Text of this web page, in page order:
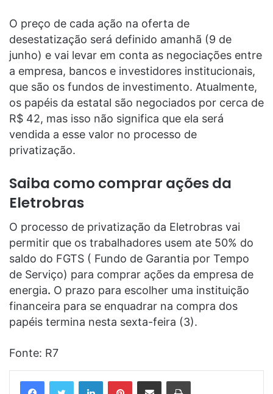
O preço de cada ação na oferta de
desestatização será definido amanhã (9 de
junho) e vai levar em conta as negociações entre
a empresa, bancos e investidores institucionais,
que são os fundos de investimento. Atualmente,
os papéis da estatal são negociados por cerca de
R$ 42, mas isso não significa que ela será
vendida a esse valor no processo de
privatização.
Saiba como comprar ações da
Eletrobras
O processo de privatização da Eletrobras vai
permitir que os trabalhadores usem ate 50% do
saldo do FGTS ( Fundo de Garantia por Tempo
de Serviço) para comprar ações da empresa de
energia. O prazo para escolher uma instituição
financeira para se enquadrar na compra dos
papéis termina nesta sexta-feira (3).
Fonte: R7
LinkedinPinterestCompartilhar via e-mail Imprimir